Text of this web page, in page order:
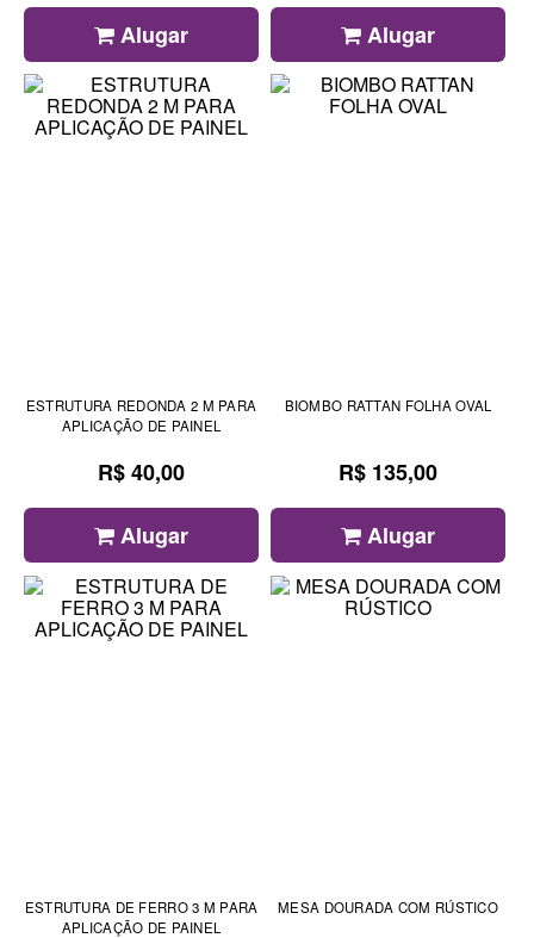
Alugar Alugar
ESTRUTURA REDONDA 2 M PARA
APLICAÇÃO DE PAINEL
R$ 40,00
Alugar
BIOMBO RATTAN FOLHA OVAL
R$ 135,00
Alugar
ESTRUTURA DE FERRO 3 M PARA
APLICAÇÃO DE PAINEL
MESA DOURADA COM RÚSTICO